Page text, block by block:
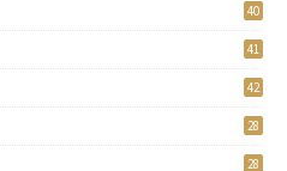
40
41
42
28
28